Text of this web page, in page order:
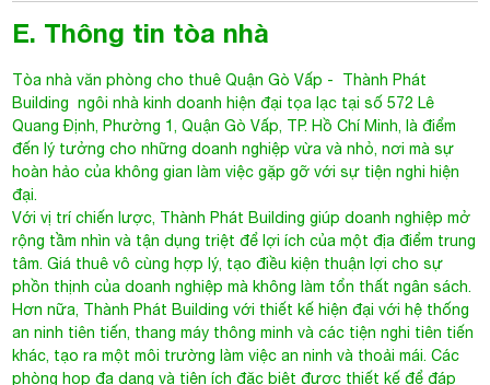
E. Thông tin tòa nhà
Tòa nhà văn phòng cho thuê Quận Gò Vấp - Thành Phát
Building ngôi nhà kinh doanh hiện đại tọa lạc tại số 572 Lê
Quang Định, Phường 1, Quận Gò Vấp, TP. Hồ Chí Minh, là điểm
đến lý tưởng cho những doanh nghiệp vừa và nhỏ, nơi mà sự
hoàn hảo của không gian làm việc gặp gỡ với sự tiện nghi hiện
đại.
Với vị trí chiến lược, Thành Phát Building giúp doanh nghiệp mở
rộng tầm nhìn và tận dụng triệt để lợi ích của một địa điểm trung
tâm. Giá thuê vô cùng hợp lý, tạo điều kiện thuận lợi cho sự
phồn thịnh của doanh nghiệp mà không làm tổn thất ngân sách.
Hơn nữa, Thành Phát Building với thiết kế hiện đại với hệ thống
an ninh tiên tiến, thang máy thông minh và các tiện nghi tiên tiến
khác, tạo ra một môi trường làm việc an ninh và thoải mái. Các
phòng họp đa dạng và tiện ích đặc biệt được thiết kế để đáp